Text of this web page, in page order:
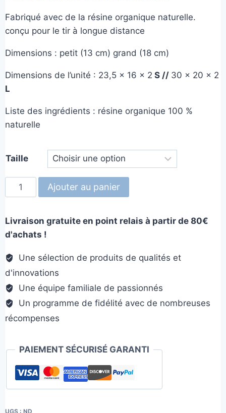
9,00€
Fabriqué avec de la résine organique naturelle.
conçu pour le tir à longue distance
Dimensions : petit (13 cm) grand (18 cm)
Dimensions de l’unité : 23,5 x 16 x 2 S // 30 x 20 x 2
L
Liste des ingrédients : résine organique 100 %
naturelle
Taille
quantité
de
retorn
Ajouter au panier
Livraison gratuite en point relais à partir de 80€
d'achats !
Une sélection de produits de qualités et
d'innovations
Une équipe familiale de passionnés
Un programme de fidélité avec de nombreuses
récompenses
PAIEMENT SÉCURISÉ GARANTI
UGS :ND